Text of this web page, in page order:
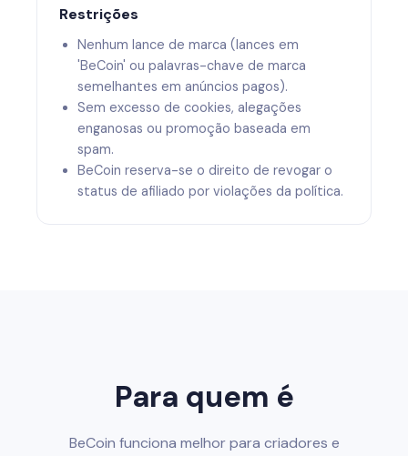
Restrições
Nenhum lance de marca (lances em
'BeCoin' ou palavras-chave de marca
semelhantes em anúncios pagos).
Sem excesso de cookies, alegações
enganosas ou promoção baseada em
spam.
BeCoin reserva-se o direito de revogar o
status de afiliado por violações da política.
Para quem é
BeCoin funciona melhor para criadores e